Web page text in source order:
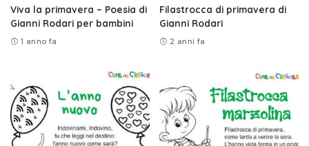
Viva la primavera – Poesia di
Gianni Rodari per bambini
1 anno fa
Filastrocca di primavera di
Gianni Rodari
2 anni fa